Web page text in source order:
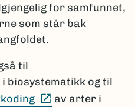
for samfunnet,
som står bak
til
biosystematikk og til
(Ekstern lenke)
av arter i